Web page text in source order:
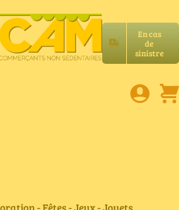
En cas
de
sinistre
- Fêtes - Jeux - Jouets